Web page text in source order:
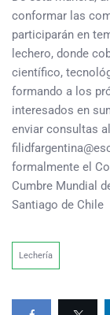
conformar las
participarán en
lechero, donde
científico,
formando a los
interesados en
enviar consultas
formalmente el
Cumbre Mundial
Santiago de Chile
Lechería